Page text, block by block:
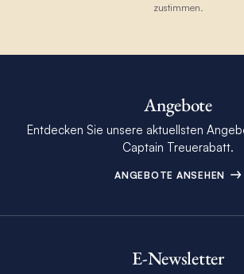
zustimmen.
Angebote
Entdecken Sie unsere aktuellsten
Captain Treuerabatt.
ANGEBOTE ANSEHEN
E-Newsletter